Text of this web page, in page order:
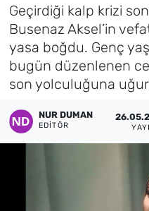
Geçirdiği kalp krizi
Busenaz Aksel’in
yasa boğdu. Genç
bugün düzenlenen
son yolculuğuna
NUR DUMAN
EDITÖR
Magazin
Foto Galeri
Künye
İletişim